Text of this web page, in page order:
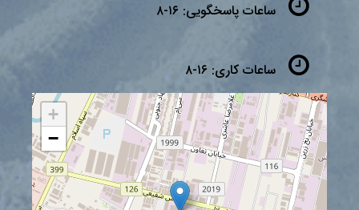
ساعات پاسخگویی: ۱۶-۸
ساعات کاری: ۱۶-۸
+
−